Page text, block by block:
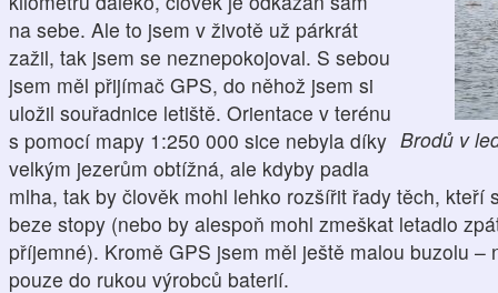
Brodů v
na sebe. Ale to jsem v životě už párkrát
zažil, tak jsem se neznepokojoval. S sebou
jsem měl přijímač GPS, do něhož jsem si
uložil souřadnice letiště. Orientace v terénu
s pomocí mapy 1:250 000 sice nebyla díky
velkým jezerům obtížná, ale kdyby padla
mlha, tak by člověk mohl lehko rozšířit řady těch, kteří
beze stopy (nebo by alespoň mohl zmeškat letadlo
příjemné). Kromě GPS jsem měl ještě malou buzolu –
pouze do rukou výrobců baterií.